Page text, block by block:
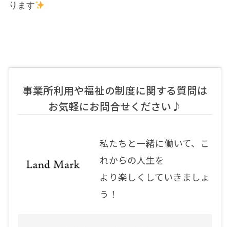
ります
事業所利用や福祉の制度に関する質問は
お気軽にお問合せください♪
私たちと一緒に働いて、こ
れからの人生を
より楽しくしていきましょ
う！